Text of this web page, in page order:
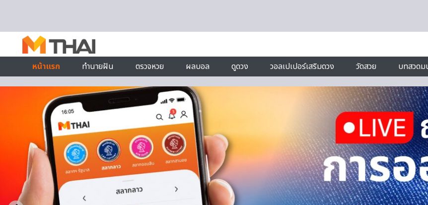
หน้าแรก
ทำนายฝัน ตรวจหวย ผลบอล ดูดวง วอลเปเปอร์เสริมดวง วัดสวย บทสวด